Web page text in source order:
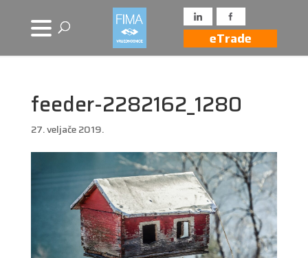
eTrade
feeder-2282162_1280
27. veljače 2019.